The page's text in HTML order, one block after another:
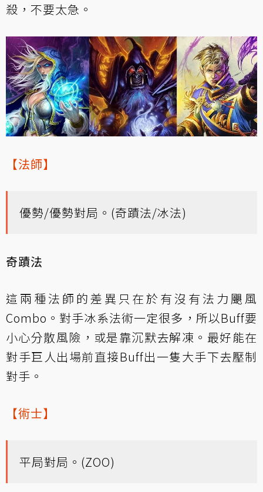
殺，不要太急。
【法師】
優勢/優勢對局。(奇蹟法/冰法)
奇蹟法
這兩種法師的差異只在於有沒有法力颶風
Combo。對手冰系法術一定很多，所以Buff要
小心分散風險，或是靠沉默去解凍。最好能在
對手巨人出場前直接Buff出一隻大手下去壓制
對手。
【術士】
平局對局。(ZOO)